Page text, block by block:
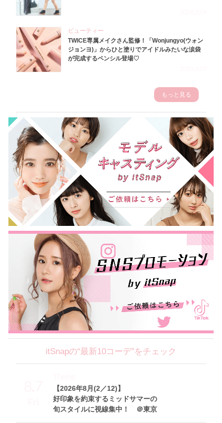
ビューティー
TWICE専属メイクさん監修！「Wonjungyo(ウォン
ジョンヨ)」からひと塗りでアイドルみたいな涙袋
が完成するペンシル登場♡
もっと見る
itSnapの“最新10コーデ”をチェック
8.7
Fri
【2026年8月(2／12)】
好印象を約束するミッドサマーの
旬スタイルに視線集中！ ＠東京
Theme